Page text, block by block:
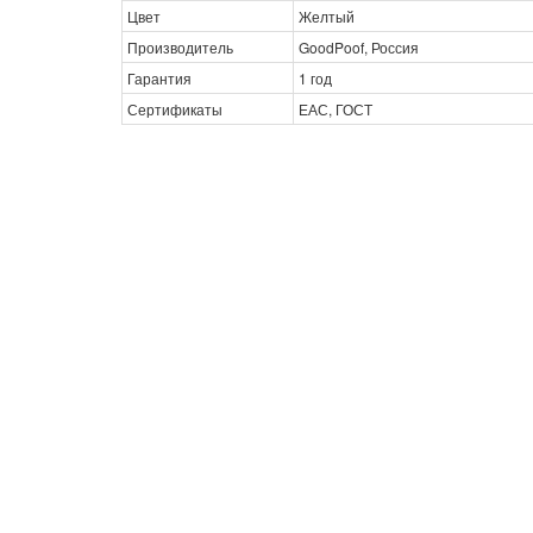
Цвет
Желтый
Производитель
GoodPoof, Россия
Гарантия
1 год
Сертификаты
ЕАС, ГОСТ